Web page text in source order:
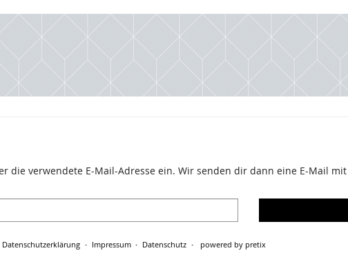
die verwendete E-Mail-Adresse ein. Wir senden dir dann eine E-Mail
Datenschutzerklärung Impressum Datenschutz powered by pretix